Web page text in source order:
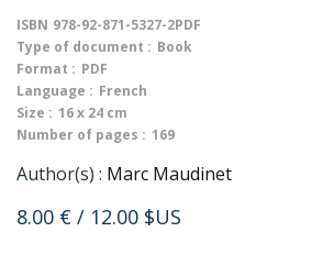
ISBN 978-92-871-5327-2PDF
Type of document : Book
Format : PDF
Language : French
Size : 16 x 24 cm
Number of pages : 169
Author(s) : Marc Maudinet
8.00 € / 12.00 $US